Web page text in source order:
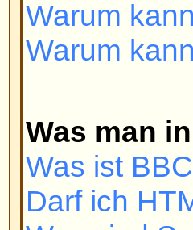
Was sind
Wie kann ich
Wie werde ich